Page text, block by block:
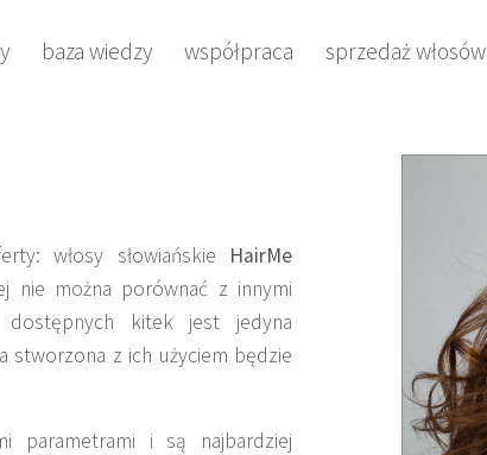
baza wiedzy współpraca sprzedaż włosów
włosy słowiańskie HairMe
nie można porównać z innymi
kitek jest jedyna
stworzona z ich użyciem będzie
parametrami i są najbardziej